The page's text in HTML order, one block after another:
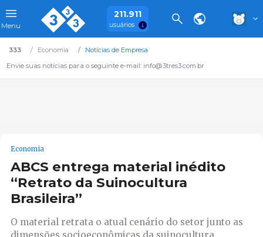
Menu
211.911
usuários
333 Economia
Notícias de Empresa
Envie suas notícias para o seguinte e-mail: info@3tres3.com.br
Economia
ABCS entrega material inédito
“Retrato da Suinocultura
Brasileira”
O material retrata o atual cenário do setor junto as